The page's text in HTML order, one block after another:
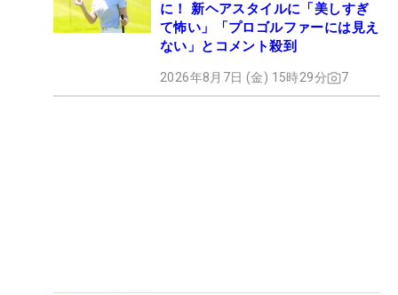
に！ 新ヘアスタイルに「美しすぎ
て怖い」「プロゴルファーには見え
ない」とコメント殺到
2026年8月7日 (金) 15時29分 7